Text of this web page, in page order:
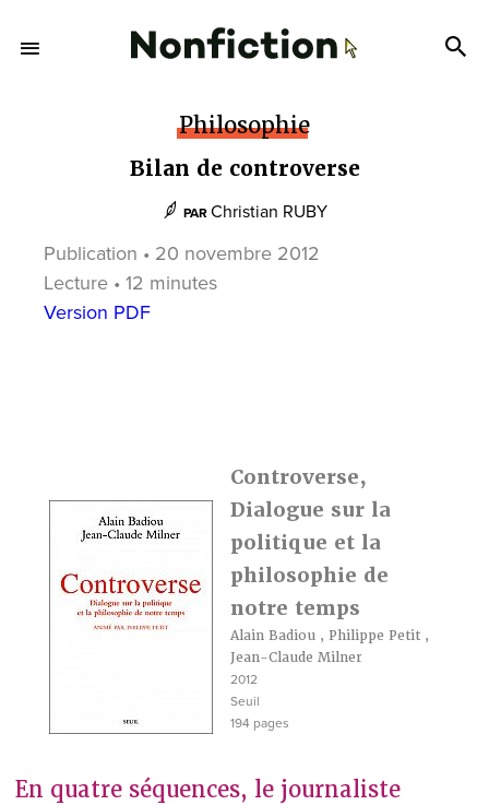
Philosophie
Bilan de controverse
PAR Christian RUBY
Publication • 20 novembre 2012
Lecture • 12 minutes
Version PDF
Controverse,
Dialogue sur la
politique et la
philosophie de
notre temps
Alain Badiou, Philippe Petit,
Jean-Claude Milner
2012
Seuil
194 pages
En quatre séquences, le journaliste